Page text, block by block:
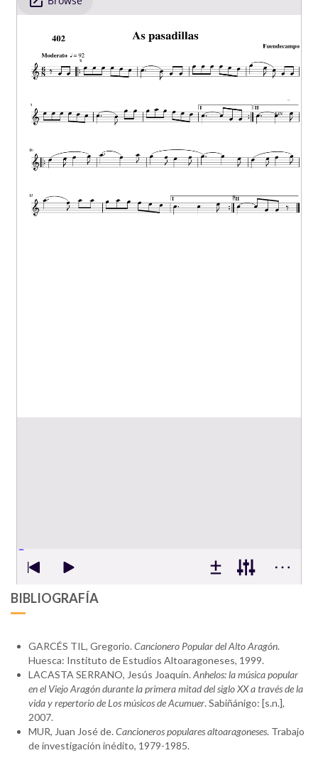
BIBLIOGRAFÍA
GARCÉS TIL, Gregorio. Cancionero Popular del Alto Aragón.
Huesca: Instituto de Estudios Altoaragoneses, 1999.
LACASTA SERRANO, Jesús Joaquín. Anhelos: la música popular
en el Viejo Aragón durante la primera mitad del siglo XX a través de la
vida y repertorio de Los músicos de Acumuer. Sabiñánigo: [s.n.],
2007.
MUR, Juan José de. Cancioneros populares altoaragoneses. Trabajo
de investigación inédito, 1979-1985.